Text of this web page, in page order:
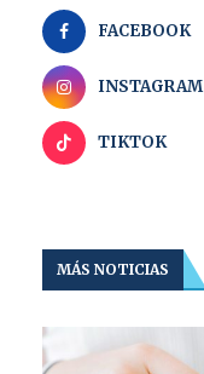
FACEBOOK
INSTAGRAM
TIKTOK
MÁS NOTICIAS